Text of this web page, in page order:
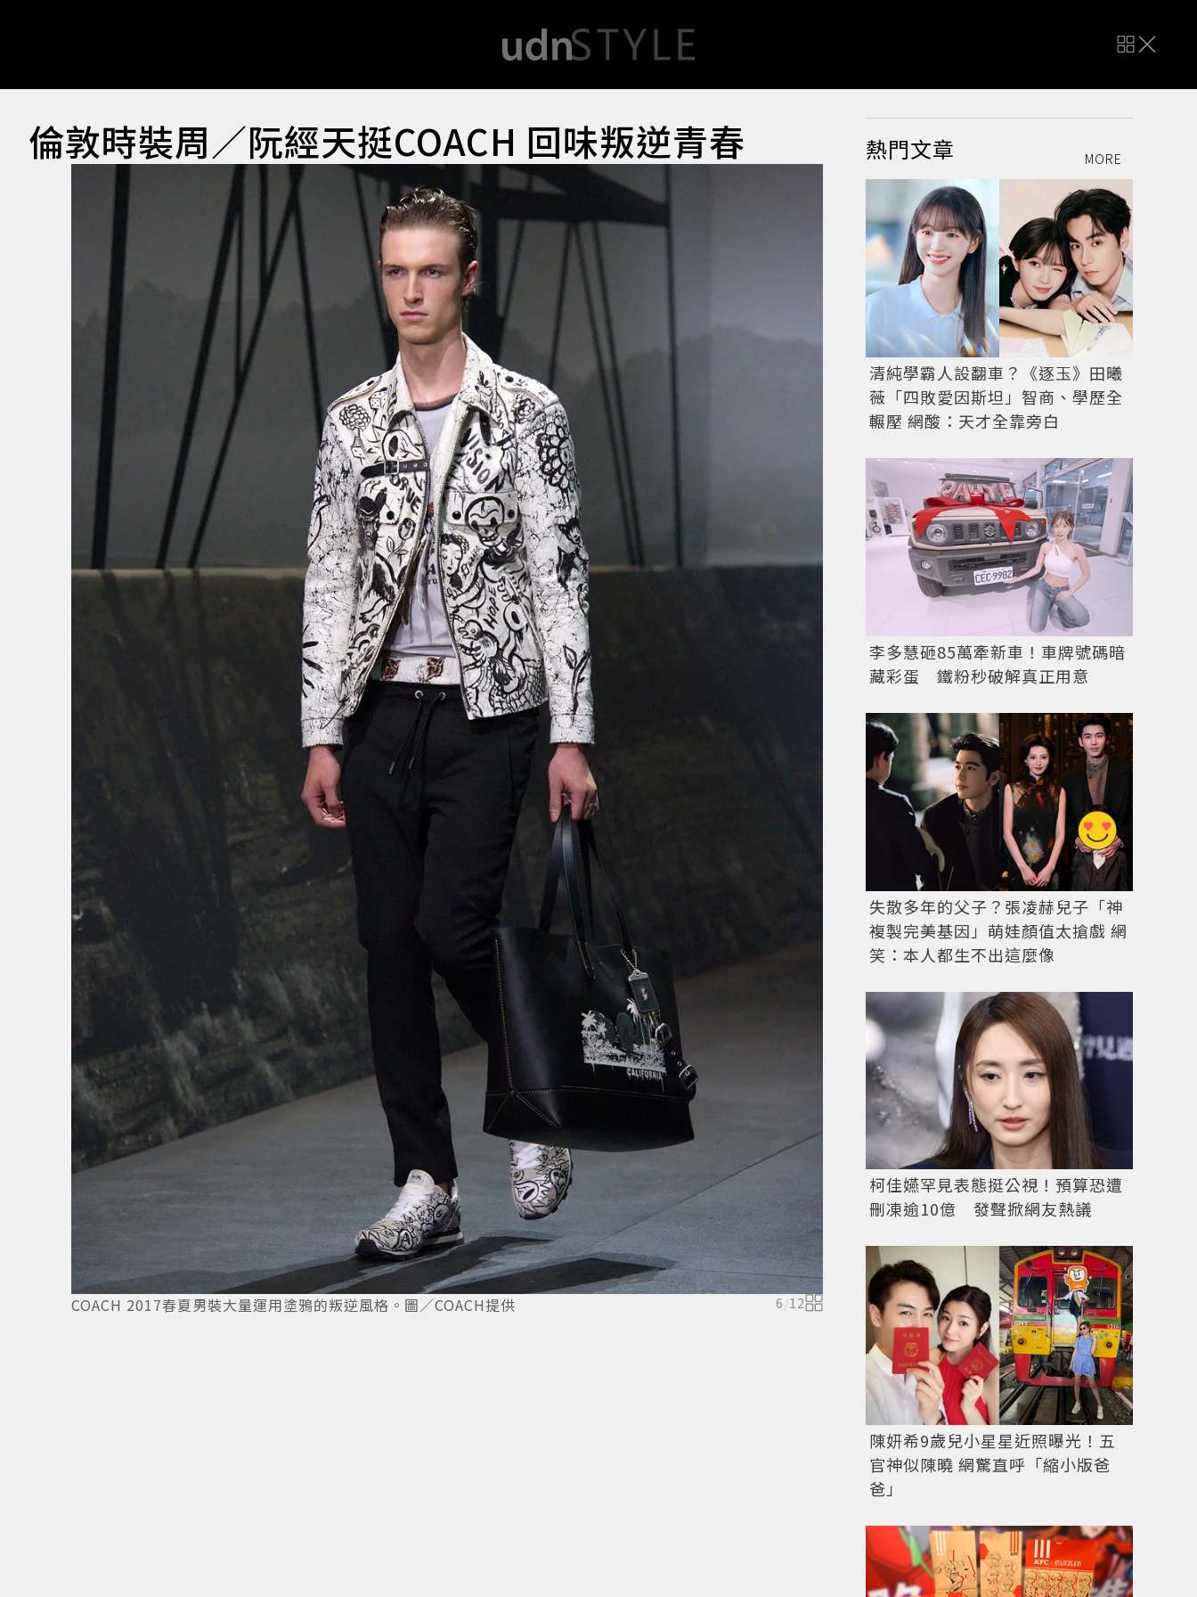
倫敦時裝周／阮經天挺COACH 回味叛逆青春
COACH 2017春夏男裝大量運用塗鴉的叛逆風格。圖／COACH提供 6 /12 COACH 2017春夏男裝闡揚美式非主流文化的混搭。圖
熱門文章 MORE
清純學霸人設翻車？《逐玉》田曦
薇「四敗愛因斯坦」智商、學歷全
輾壓 網酸：天才全靠旁白
李多慧砸85萬牽新車！車牌號碼暗
藏彩蛋 鐵粉秒破解真正用意
失散多年的父子？張凌赫兒子「神
複製完美基因」萌娃顏值太搶戲 網
笑：本人都生不出這麼像
柯佳嬿罕見表態挺公視！預算恐遭
刪凍逾10億 發聲掀網友熱議
陳妍希9歲兒小星星近照曝光！五
官神似陳曉 網驚直呼「縮小版爸
爸」